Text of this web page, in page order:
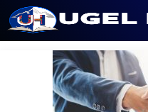
contenido